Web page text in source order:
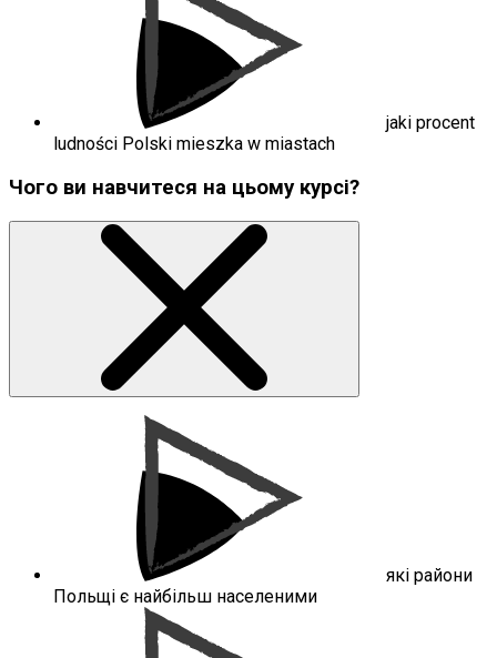
jaki procent
ludności Polski mieszka w miastach
Чого ви навчитеся на цьому курсі?
які райони
Польщі є найбільш населеними